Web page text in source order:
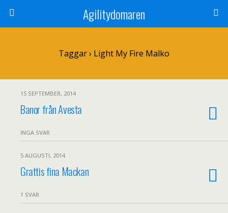
Agilitydomaren
Taggar › Light My Fire Malko
15 SEPTEMBER, 2014
Banor från Avesta
INGA SVAR
5 AUGUSTI, 2014
Grattis fina Mackan
1 SVAR